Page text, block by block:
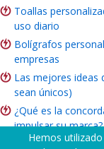
Toallas
uso diario
Bolígrafos
empresas
Las mejores ideas
sean únicos)
¿Qué es la
impulsar su marca?
ROI del
Hemos